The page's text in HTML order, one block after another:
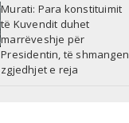
Murati: Para konstituimit
të Kuvendit duhet
marrëveshje për
Presidentin, të shmangen
zgjedhjet e reja